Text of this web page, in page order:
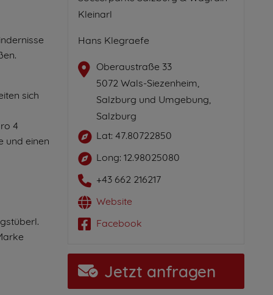
sich
4
und einen
Kleinarl
Hans Klegraefe
Oberaustraße 33
5072 Wals-Siezenheim,
Salzburg und Umgebung,
Salzburg
Lat: 47.80722850
Long: 12.98025080
+43 662 216217
Website
Facebook
Jetzt anfragen